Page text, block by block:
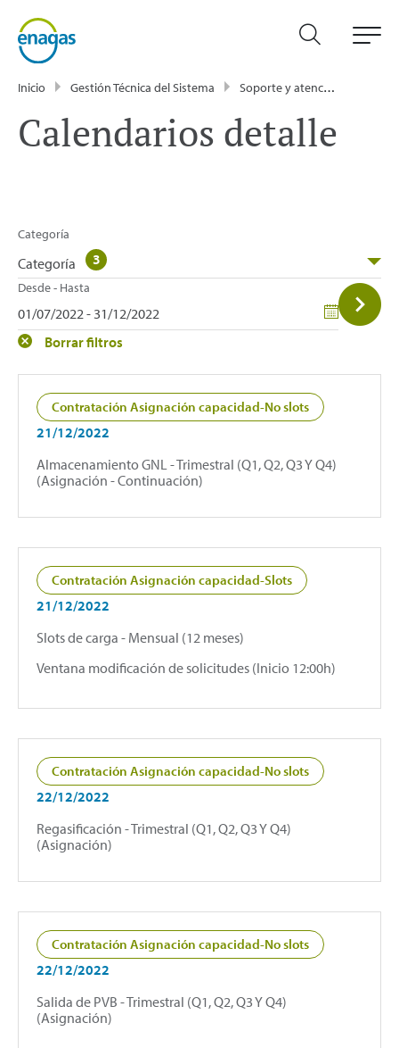
Inicio Gestión Técnica del Sistema Soporte y atención
Calendarios detalle
Categoría
Categoría 3
Desde - Hasta
Borrar filtros
Contratación Asignación capacidad-No slots
21/12/2022
Almacenamiento GNL - Trimestral (Q1, Q2, Q3 Y Q4)
(Asignación - Continuación)
Contratación Asignación capacidad-Slots
21/12/2022
Slots de carga - Mensual (12 meses)
Ventana modificación de solicitudes (Inicio 12:00h)
Contratación Asignación capacidad-No slots
22/12/2022
Regasificación - Trimestral (Q1, Q2, Q3 Y Q4)
(Asignación)
Contratación Asignación capacidad-No slots
22/12/2022
Salida de PVB - Trimestral (Q1, Q2, Q3 Y Q4)
(Asignación)